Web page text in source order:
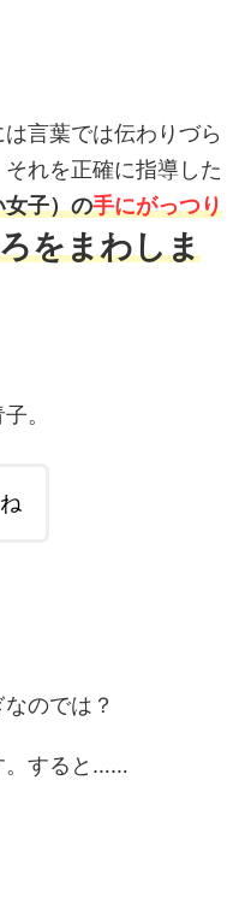
言葉では伝わりづら
れを正確に指導した
女子）の手にがっつり
をまわしま
。
のでは？
。すると……